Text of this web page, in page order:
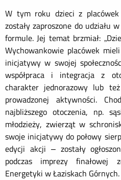
W tym roku dzieci z placówek
zostały zaproszone do udziału
formule. Jej temat brzmiał:
Wychowankowie placówek
inicjatywy w swojej
współpraca i integracja z
charakter jednorazowy lub
prowadzonej aktywności.
najbliższego otoczenia, np.
młodzieży, zwierząt w
swoje inicjatywy do połowy
edycji akcji – zostały
podczas imprezy finałowej
Energetyki w Łaziskach Górnych.